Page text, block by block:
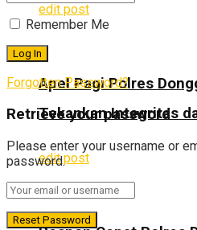
edit post
Apel Pagi Polres
Tekankan Integritas
edit post
Remember Me
Forgotten Password?
Retrieve your password
Please enter your username or
password.